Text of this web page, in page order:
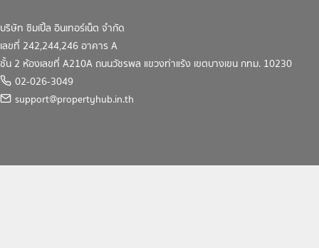
บริษัท ซิมเปิ้ล อินเทอร์เน็ต จำกัด
เลขที่ 242,244,246 อาคาร A
ชั้น 2 ห้องเลขที่ A210A ถนนวัชรพล แขวงท่าแร้ง เขตบางเขน กทม. 10230
02-026-3049
support@propertyhub.in.th